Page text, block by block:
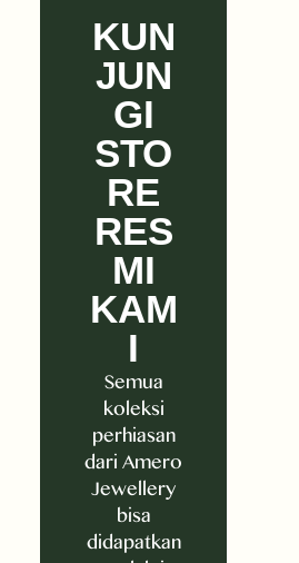
KUN
JUN
GI
STO
RE
RES
MI
KAM
I
Semua
koleksi
perhiasan
dari Amero
Jewellery
bisa
didapatkan